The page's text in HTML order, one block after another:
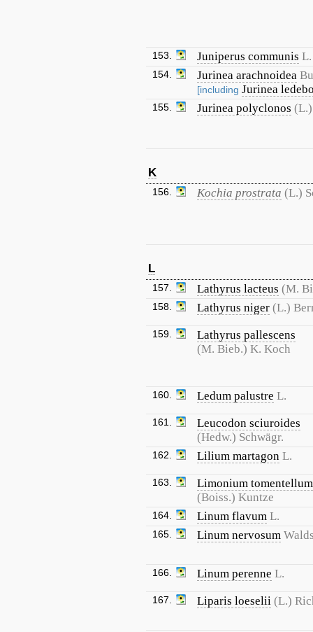
153. Juniperus communis L.
154. Jurinea arachnoidea
[including Jurinea
155. Jurinea polyclonos
K
156. Kochia prostrata (L.)
L
157. Lathyrus lacteus (M.
158. Lathyrus niger (L.)
159.
Lathyrus pallescens
(M. Bieb.) K. Koch
160. Ledum palustre L.
161.
Leucodon sciuroides
(Hedw.) Schwägr.
162. Lilium martagon L.
163.
Limonium tomentellum
(Boiss.) Kuntze
164. Linum flavum L.
165. Linum nervosum
166. Linum perenne L.
167. Liparis loeselii (L.)